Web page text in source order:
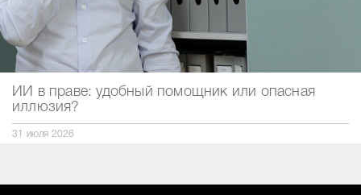
ИИ в праве: удобный помощник или опасная
иллюзия?
31 июля 2026